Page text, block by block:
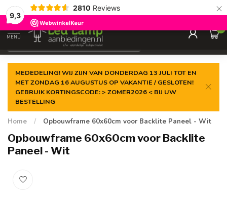
9,3
2810 Reviews ×
Gegarandeerde delaagste prijs
MENU
0
MEDEDELING! WIJ ZIJN VAN DONDERDAG 13 JULI TOT EN
MET ZONDAG 16 AUGUSTUS OP VAKANTIE / GESLOTEN!
GEBRUIK KORTINGSCODE: > ZOMER2026 < BIJ UW
BESTELLING
Home / Opbouwframe 60x60cm voor Backlite Paneel - Wit
Opbouwframe 60x60cm voor Backlite
Paneel - Wit